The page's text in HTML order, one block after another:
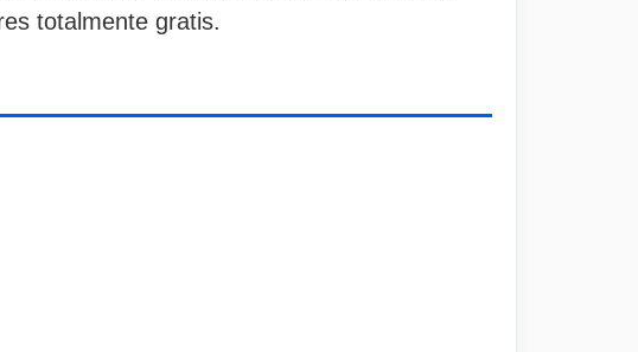
totalmente gratis.